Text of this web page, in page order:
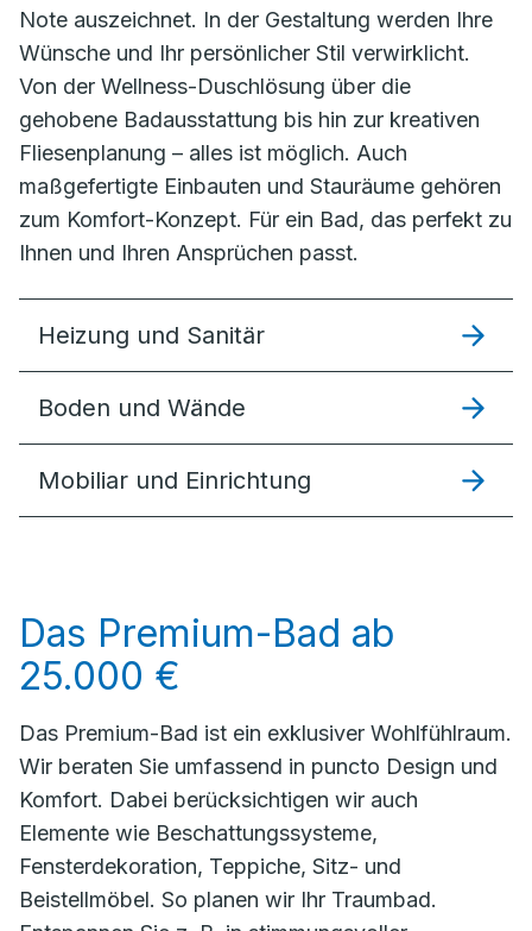
Note auszeichnet. In der Gestaltung werden Ihre
Wünsche und Ihr persönlicher Stil verwirklicht.
Von der Wellness-Duschlösung über die
gehobene Badausstattung bis hin zur kreativen
Fliesenplanung – alles ist möglich. Auch
maßgefertigte Einbauten und Stauräume gehören
zum Komfort-Konzept. Für ein Bad, das perfekt zu
Ihnen und Ihren Ansprüchen passt.
Heizung und Sanitär
Boden und Wände
Mobiliar und Einrichtung
Das Premium-Bad ab
25.000 €
Das Premium-Bad ist ein exklusiver Wohlfühlraum.
Wir beraten Sie umfassend in puncto Design und
Komfort. Dabei berücksichtigen wir auch
Elemente wie Beschattungssysteme,
Fensterdekoration, Teppiche, Sitz- und
Beistellmöbel. So planen wir Ihr Traumbad.